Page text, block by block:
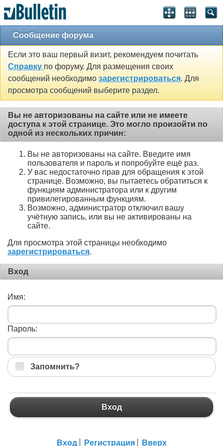
Сообщение форума
Если это ваш первый визит, рекомендуем почитать
Справку по форуму. Для размещения своих
сообщений необходимо зарегистрироваться. Для
просмотра сообщений выберите раздел.
Вы не авторизованы на сайте или не имеете
доступа к этой странице. Это могло произойти по
одной из нескольких причин:
Вы не авторизованы на сайте. Введите имя
пользователя и пароль и попробуйте ещё раз.
У вас недостаточно прав для обращения к этой
странице. Возможно, вы пытаетесь обратиться к
функциям администратора или к другим
привилегированным функциям.
Возможно, администратор отключил вашу
учётную запись, или вы не активированы на
сайте.
Для просмотра этой страницы необходимо
зарегистрироваться.
Вход
Имя:
Пароль:
Запомнить?
Вход
Вход Регистрация Вверх